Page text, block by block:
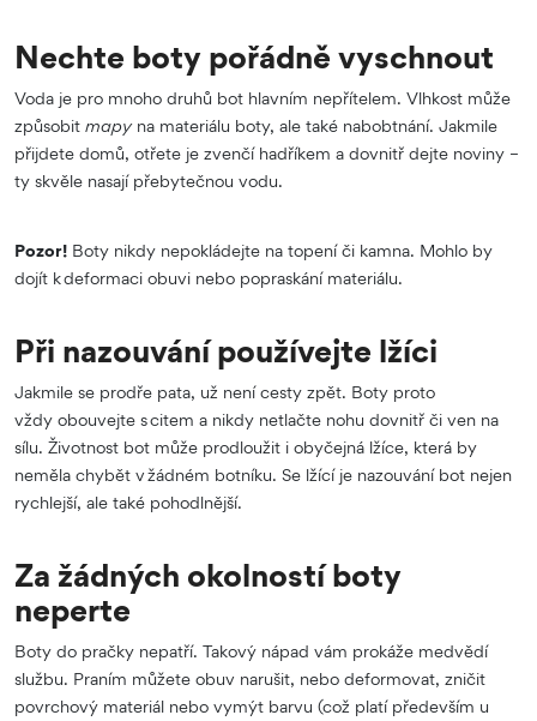
Nechte boty pořádně vyschnout
Voda je pro mnoho druhů bot hlavním nepřítelem. Vlhkost může
způsobit mapyna materiálu boty, ale také nabobtnání. Jakmile
přijdete domů, otřete je zvenčí hadříkem a dovnitř dejte noviny –
ty skvěle nasají přebytečnou vodu.
Pozor! Boty nikdy nepokládejte na topení či kamna. Mohlo by
dojít k deformaci obuvi nebo popraskání materiálu.
Při nazouvání používejte lžíci
Jakmile se prodře pata, už není cesty zpět. Boty proto
vždy obouvejte s citem a nikdy netlačte nohu dovnitř či ven na
sílu. Životnost bot může prodloužit i obyčejná lžíce, která by
neměla chybět v žádném botníku. Se lžící je nazouvání bot nejen
rychlejší, ale také pohodlnější.
Za žádných okolností boty
neperte
Boty do pračky nepatří. Takový nápad vám prokáže medvědí
službu. Praním můžete obuv narušit, nebo deformovat, zničit
povrchový materiál nebo vymýt barvu (což platí především u